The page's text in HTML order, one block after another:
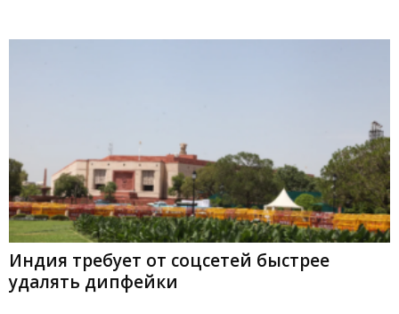
Индия требует от соцсетей быстрее
удалять дипфейки